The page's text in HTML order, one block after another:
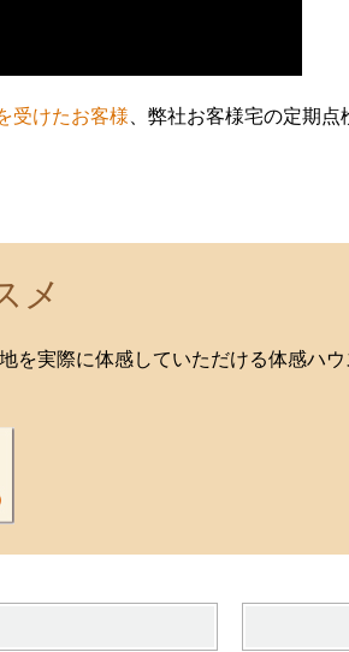
受けたお客様 、弊社お客様宅の定期点
メ
を実際に体感していただける体感ハ